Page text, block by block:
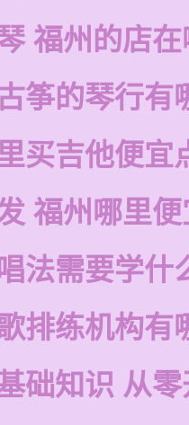
福州的店
筝的琴行有
买吉他便宜
福州哪里
法需要学什
排练机构有
础知识 从